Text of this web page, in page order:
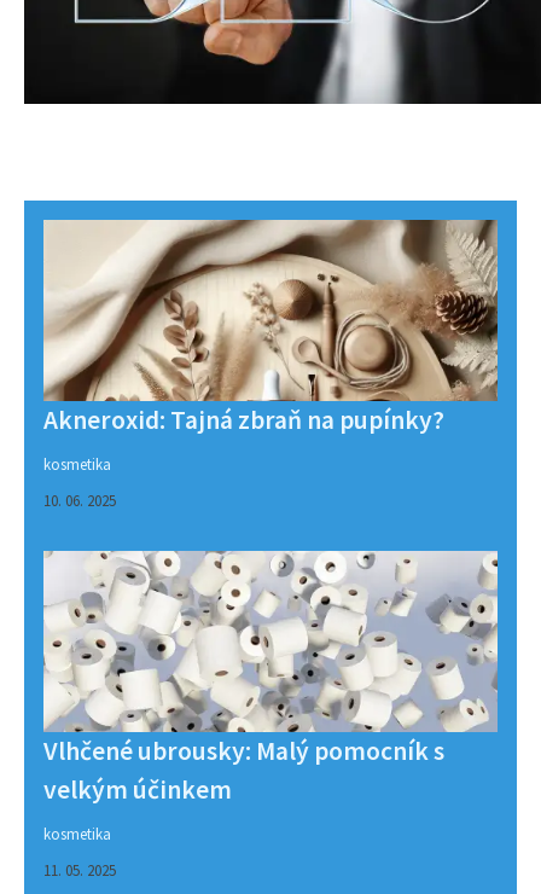
Akneroxid: Tajná zbraň na pupínky?
kosmetika
10. 06. 2025
Vlhčené ubrousky: Malý pomocník s
velkým účinkem
kosmetika
11. 05. 2025